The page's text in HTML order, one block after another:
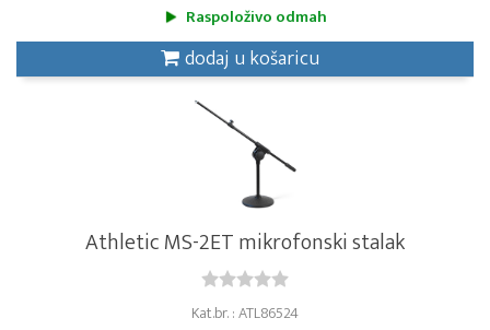
Raspoloživo odmah
dodaj u košaricu
Athletic MS-2ET mikrofonski stalak
Kat.br. : ATL86524